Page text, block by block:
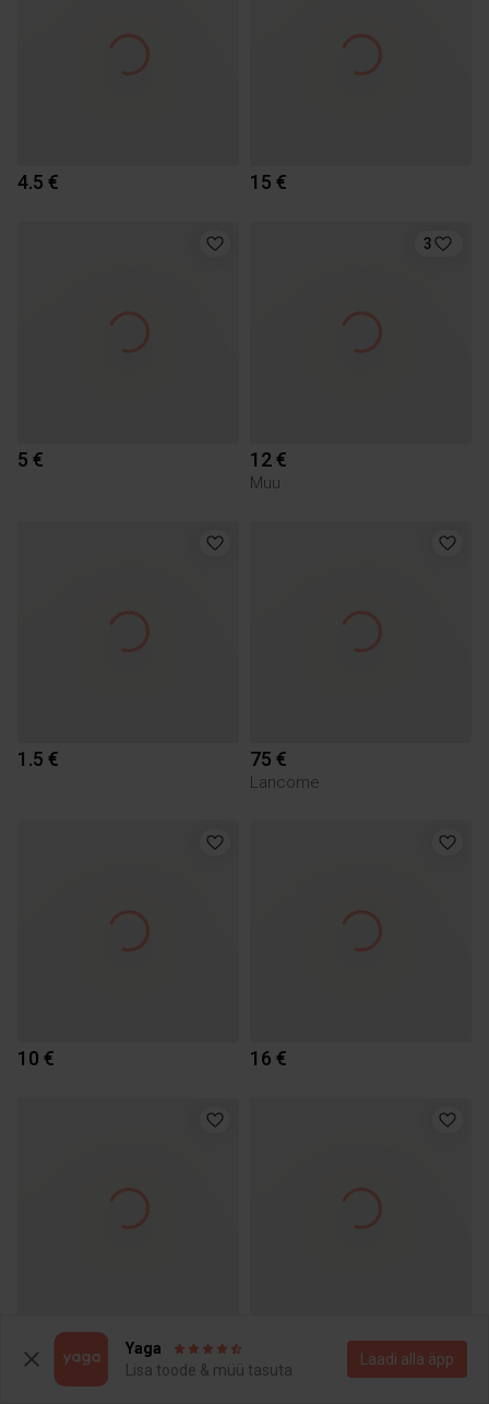
4.5 € 15 €
5 €
3
12 €
Muu
1.5 € 75 €
Lancome
10 € 16 €
Yaga
Lisa toode & müü tasuta
Laadi alla äpp